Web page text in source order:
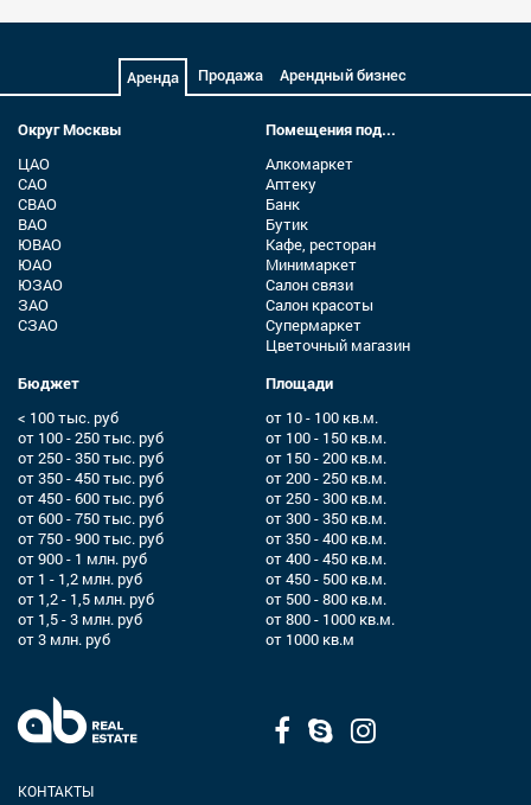
Аренда Продажа Арендный бизнес
Округ Москвы
ЦАО
САО
СВАО
ВАО
ЮВАО
ЮАО
ЮЗАО
ЗАО
СЗАО
Помещения под...
Алкомаркет
Аптеку
Банк
Бутик
Кафе, ресторан
Минимаркет
Салон связи
Салон красоты
Супермаркет
Цветочный магазин
Бюджет
< 100 тыс. руб
от 100 - 250 тыс. руб
от 250 - 350 тыс. руб
от 350 - 450 тыс. руб
от 450 - 600 тыс. руб
от 600 - 750 тыс. руб
от 750 - 900 тыс. руб
от 900 - 1 млн. руб
от 1 - 1,2 млн. руб
от 1,2 - 1,5 млн. руб
от 1,5 - 3 млн. руб
от 3 млн. руб
Площади
от 10 - 100 кв.м.
от 100 - 150 кв.м.
от 150 - 200 кв.м.
от 200 - 250 кв.м.
от 250 - 300 кв.м.
от 300 - 350 кв.м.
от 350 - 400 кв.м.
от 400 - 450 кв.м.
от 450 - 500 кв.м.
от 500 - 800 кв.м.
от 800 - 1000 кв.м.
от 1000 кв.м
КОНТАКТЫ